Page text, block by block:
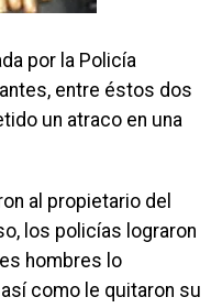
por la Policía
entre éstos dos
un atraco en una
al propietario del
los policías lograron
hombres lo
como le quitaron su